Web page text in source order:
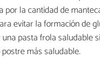
la cantidad de
evitar la formación de
pasta frola saludable
más saludable.